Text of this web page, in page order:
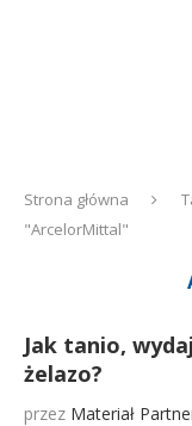
Strona główna
"ArcelorMittal"
Jak tanio,
żelazo?
przez Materiał